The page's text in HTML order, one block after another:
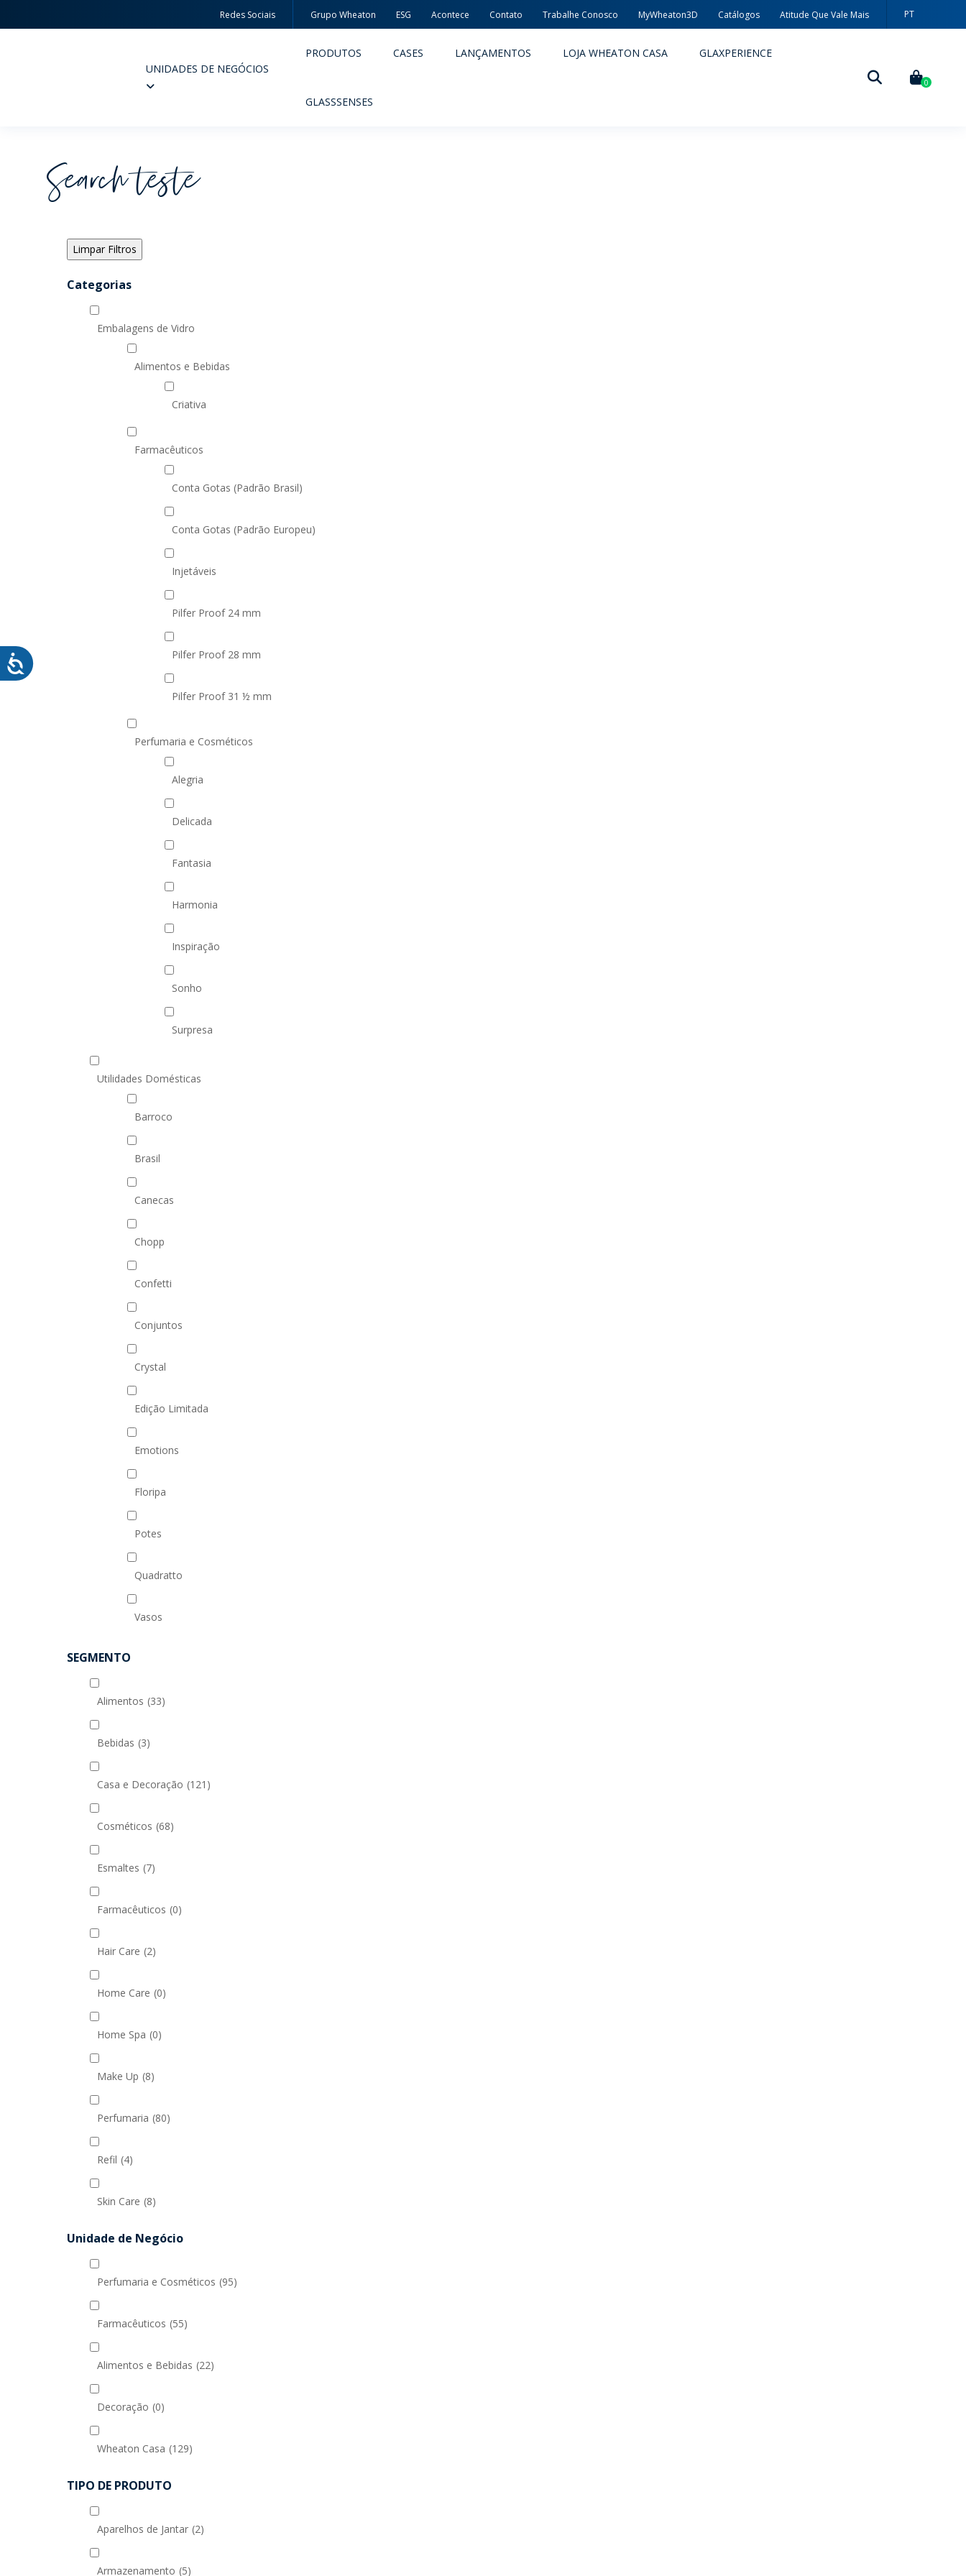
Redes Sociais Grupo Wheaton ESG Acontece Contato Trabalhe Conosco MyWheaton3D Catálogos Atitude Que Vale Mais PT
UNIDADES DE NEGÓCIOS
PERFUMARIA E COSMÉTICOS
PRODUTOS
INSPIRE-SE
SUSTENTABILIDADE
MYWHEATON3D
WHEATON CASA
LOJA WHEATON CASA
PRODUTOS CASES LANÇAMENTOS LOJA WHEATON CASA GLAXPERIENCE
GLASSSENSES
0
Search teste
Categorias
Embalagens de Vidro
Alimentos e Bebidas
Criativa
Farmacêuticos
Conta Gotas (Padrão Brasil)
Conta Gotas (Padrão Europeu)
Injetáveis
Pilfer Proof 24 mm
Pilfer Proof 28 mm
Pilfer Proof 31 ½ mm
Perfumaria e Cosméticos
Alegria
Delicada
Fantasia
Harmonia
Inspiração
Sonho
Surpresa
Utilidades Domésticas
Barroco
Brasil
Canecas
Chopp
Confetti
Conjuntos
Crystal
Edição Limitada
Emotions
Floripa
Potes
Quadratto
Vasos
SEGMENTO
Alimentos (33)
Bebidas (3)
Casa e Decoração (121)
Cosméticos (68)
Esmaltes (7)
Farmacêuticos (0)
Hair Care (2)
Home Care (0)
Home Spa (0)
Make Up (8)
Perfumaria (80)
Refil (4)
Skin Care (8)
Unidade de Negócio
Perfumaria e Cosméticos (95)
Farmacêuticos (55)
Alimentos e Bebidas (22)
Decoração (0)
Wheaton Casa (129)
TIPO DE PRODUTO
Aparelhos de Jantar (2)
Armazenamento (5)